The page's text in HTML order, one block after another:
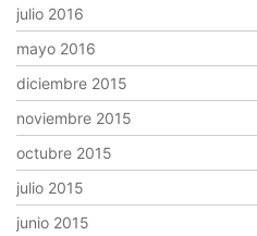
julio 2016
mayo 2016
diciembre 2015
noviembre 2015
octubre 2015
julio 2015
junio 2015